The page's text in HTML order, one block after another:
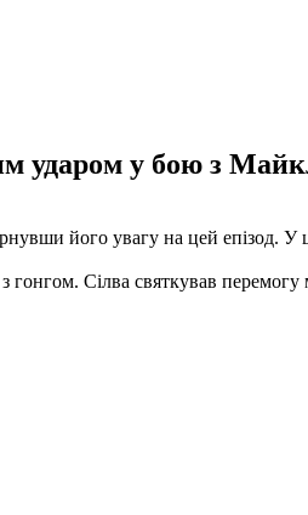
ударом у бою з
його увагу на цей епізод.
гонгом. Сілва святкував